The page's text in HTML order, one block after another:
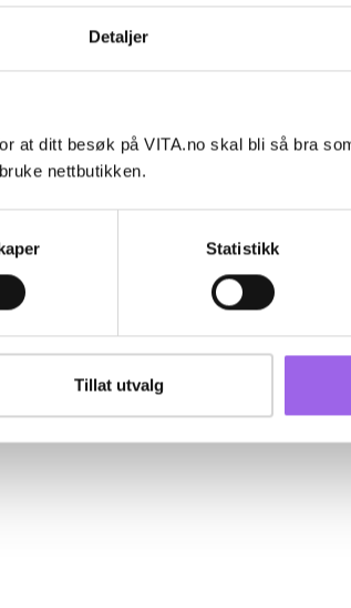
Detaljer
at ditt besøk på VITA.no skal bli så bra
nettbutikken.
Statistikk
Tillat utvalg